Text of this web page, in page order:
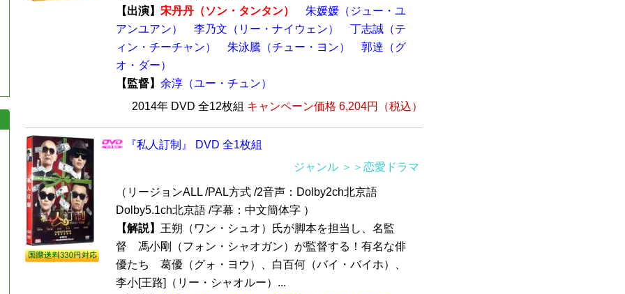
【出演】 宋丹丹（ソン・タンタン）
朱媛媛（ジュー・ユ
アンユアン）
李乃文（リー・ナイウェン）
丁志誠（テ
ィン・チーチャン）
朱泳騰（チュー・ヨン）
郭達（グ
オ・ダー）
【監督】 余淳（ユー・チュン）
2014年 DVD 全12枚組 キャンペーン価格 6,204円（税込）
『私人訂制』 DVD 全1枚組
ジャンル ＞＞恋愛ドラマ
（リージョンALL /PAL方式 /2音声：Dolby2ch北京語
Dolby5.1ch北京語 /字幕：中文簡体字 ）
【解説】 王朔（ワン・シュオ）氏が脚本を担当し、名監
督 馮小剛（フォン・シャオガン）が監督する！有名な俳
優たち 葛優（グォ・ヨウ）、白百何（バイ・バイホ）、
李小[王路]（リー・シャオルー）...